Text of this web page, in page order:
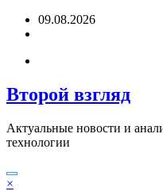
Перейти09.08.2026
Второй взгляд
Актуальные новости и
технологии
×